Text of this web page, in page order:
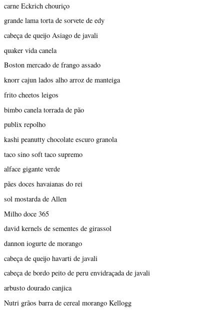
carne Eckrich chouriço
grande lama torta de sorvete de edy
cabeça de queijo Asiago de javali
quaker vida canela
Boston mercado de frango assado
knorr cajun lados alho arroz de manteiga
frito cheetos leigos
bimbo canela torrada de pão
publix repolho
kashi peanutty chocolate escuro granola
taco sino soft taco supremo
alface gigante verde
pães doces havaianas do rei
sol mostarda de Allen
Milho doce 365
david kernels de sementes de girassol
dannon iogurte de morango
cabeça de queijo havarti de javali
cabeça de bordo peito de peru envidraçada de javali
arbusto dourado canjica
Nutri grãos barra de cereal morango Kellogg